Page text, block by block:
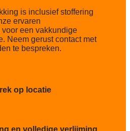
A
is inclusief stoffering
ervaren
een vakkundige
Neem gerust contact met
te bespreken.
op locatie
en volledige verlijming